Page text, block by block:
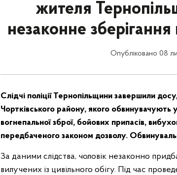
жителя
незаконне
Опубліковано 08
Слідчі поліції Тернопільщини завершили
Чортківського району, якого обвинувачують
вогнепальної зброї, бойових припасів,
передбаченого законом дозволу.
За даними слідства, чоловік незаконно
вилучених із цивільного обігу. Під час